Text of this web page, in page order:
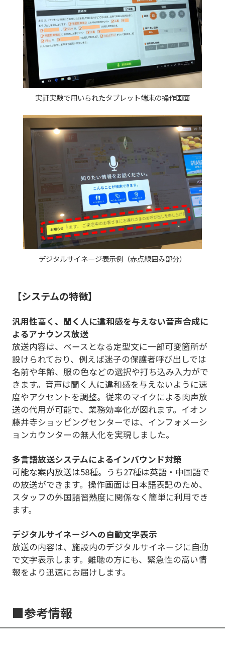
実証実験で用いられたタブレット端末の操作画面
デジタルサイネージ表示例（赤点線囲み部分）
【システムの特徴】
汎用性高く、聞く人に違和感を与えない音声合成に
よるアナウンス放送
放送内容は、ベースとなる定型文に一部可変箇所が
設けられており、例えば迷子の保護者呼び出しでは
名前や年齢、服の色などの選択や打ち込み入力がで
きます。音声は聞く人に違和感を与えないように速
度やアクセントを調整。従来のマイクによる肉声放
送の代用が可能で、業務効率化が図れます。イオン
藤井寺ショッピングセンターでは、インフォメーシ
ョンカウンターの無人化を実現しました。
多言語放送システムによるインバウンド対策
可能な案内放送は58種。うち27種は英語・中国語で
の放送ができます。操作画面は日本語表記のため、
スタッフの外国語習熟度に関係なく簡単に利用でき
ます。
デジタルサイネージへの自動文字表示
放送の内容は、施設内のデジタルサイネージに自動
で文字表示します。難聴の方にも、緊急性の高い情
報をより迅速にお届けします。
■参考情報